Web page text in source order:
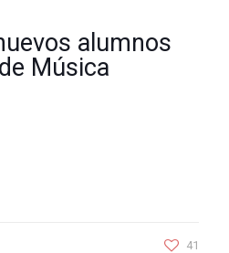
alumnos
Música
41